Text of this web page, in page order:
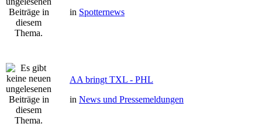
in Spotternews
AA bringt TXL - PHL
in News und Pressemeldungen